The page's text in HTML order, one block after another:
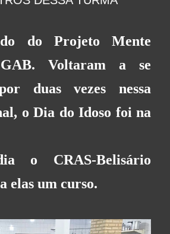
do Projeto Mente
Voltaram a se
duas vezes nessa
oDia do Idoso foi na
o CRAS-Belisário
elas um curso.